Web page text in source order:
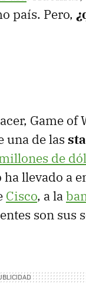
país. Pero,
Game of
una de las
de
llevado a
Cisco, a la
son sus